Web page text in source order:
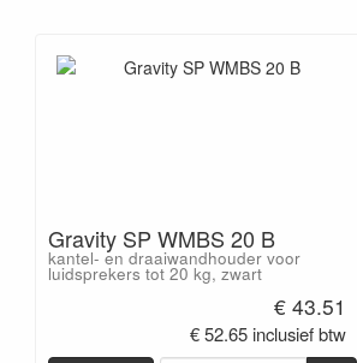
Gravity SP WMBS 20 B
kantel- en draaiwandhouder voor
luidsprekers tot 20 kg, zwart
€ 43.51
€ 52.65 inclusief btw